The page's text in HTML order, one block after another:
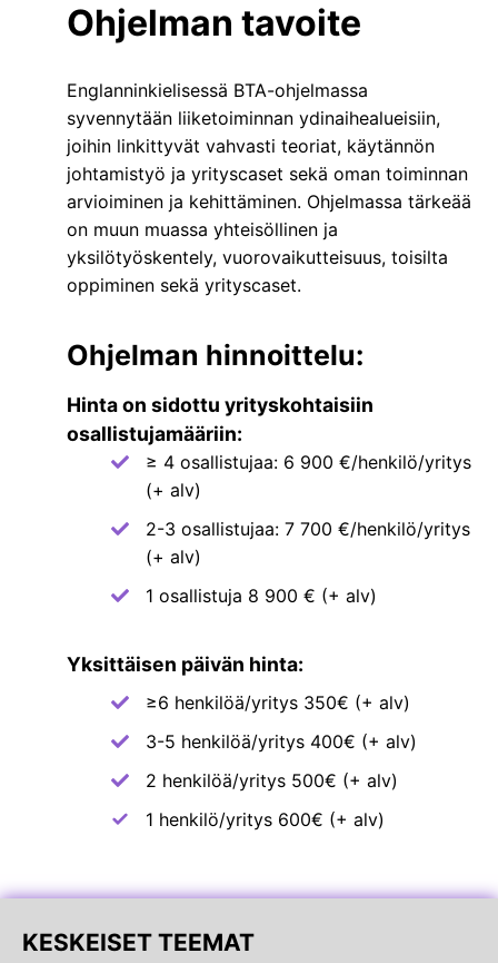
Ohjelman tavoite
Englanninkielisessä BTA-ohjelmassa
syvennytään liiketoiminnan ydinaihealueisiin,
joihin linkittyvät vahvasti teoriat, käytännön
johtamistyö ja yrityscaset sekä oman toiminnan
arvioiminen ja kehittäminen. Ohjelmassa tärkeää
on muun muassa yhteisöllinen ja
yksilötyöskentely, vuorovaikutteisuus, toisilta
oppiminen sekä yrityscaset.
Ohjelman hinnoittelu:
Hinta on sidottu yrityskohtaisiin
osallistujamääriin:
≥ 4 osallistujaa: 6 900 €/henkilö/yritys
(+ alv)
2-3 osallistujaa: 7 700 €/henkilö/yritys
(+ alv)
1 osallistuja 8 900 € (+ alv)
Yksittäisen päivän hinta:
≥6 henkilöä/yritys 350€ (+ alv)
3-5 henkilöä/yritys 400€ (+ alv)
2 henkilöä/yritys 500€ (+ alv)
1 henkilö/yritys 600€ (+ alv)
KESKEISET TEEMAT